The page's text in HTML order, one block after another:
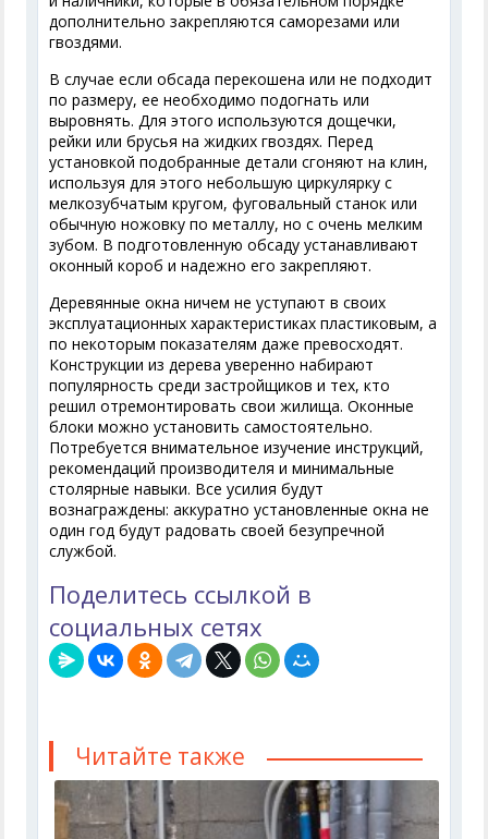
дополнительно закрепляются саморезами или
гвоздями.
В случае если обсада перекошена или не подходит
по размеру, ее необходимо подогнать или
выровнять. Для этого используются дощечки,
рейки или брусья на жидких гвоздях. Перед
установкой подобранные детали сгоняют на клин,
используя для этого небольшую циркулярку с
мелкозубчатым кругом, фуговальный станок или
обычную ножовку по металлу, но с очень мелким
зубом. В подготовленную обсаду устанавливают
оконный короб и надежно его закрепляют.
Деревянные окна ничем не уступают в своих
эксплуатационных характеристиках пластиковым, а
по некоторым показателям даже превосходят.
Конструкции из дерева уверенно набирают
популярность среди застройщиков и тех, кто
решил отремонтировать свои жилища. Оконные
блоки можно установить самостоятельно.
Потребуется внимательное изучение инструкций,
рекомендаций производителя и минимальные
столярные навыки. Все усилия будут
вознаграждены: аккуратно установленные окна не
один год будут радовать своей безупречной
службой.
Поделитесь ссылкой в
социальных сетях
Читайте также